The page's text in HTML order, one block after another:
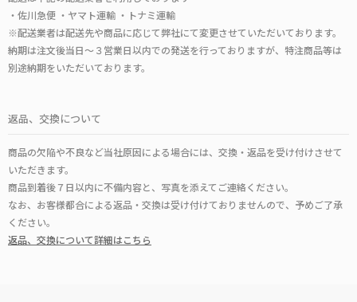
・佐川急便 ・ヤマト運輸 ・トナミ運輸
※配送業者は配送先や商品に応じて弊社にて変更させていただいております。
納期は注文後当日～３営業日以内での発送を行っておりますが、特注商品等は
別途納期をいただいております。
返品、交換について
商品の欠陥や不良など当社原因による場合には、交換・返品を受け付けさせて
いただきます。
商品到着後７日以内に不備内容と、写真を添えてご連絡ください。
なお、お客様都合による返品・交換は受け付けておりませんので、予めご了承
ください。
返品、交換について詳細はこちら